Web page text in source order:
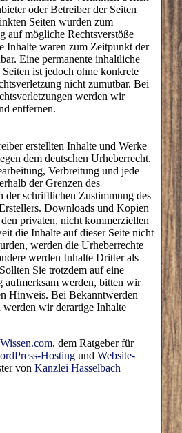
oder Betreiber der Seiten
Seiten wurden zum
auf mögliche Rechtsverstöße
Inhalte waren zum Zeitpunkt der
Eine permanente inhaltliche
ist jedoch ohne konkrete
nicht zumutbar. Bei
werden wir
entfernen.
erstellten Inhalte und Werke
dem deutschen Urheberrecht.
Verbreitung und jede
der Grenzen des
der schriftlichen Zustimmung des
Downloads und Kopien
privaten, nicht kommerziellen
die Inhalte auf dieser Seite nicht
werden die Urheberrechte
werden Inhalte Dritter als
Sie trotzdem auf eine
aufmerksam werden, bitten wir
Hinweis. Bei Bekanntwerden
werden wir derartige Inhalte
, dem Ratgeber für
Hostingund Website-
von Kanzlei Hasselbach